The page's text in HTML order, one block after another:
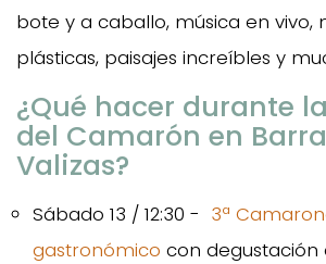
bote y a caballo, música en vivo,
plásticas, paisajes increíbles y
¿Qué hacer durante
del Camarón en
Valizas?
Sábado 13 / 12:30 - 3ª
gastronómico con degustación